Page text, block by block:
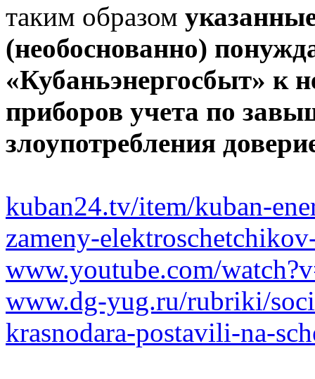
таким образом
(необоснованно)
«Кубаньэнергосбыт» к
приборов учета по
злоупотребления
kuban24.tv/item/kuban-
zameny-
www.youtube.com/
www.dg-yug.ru/rubriki/
krasnodara-postavili-na-